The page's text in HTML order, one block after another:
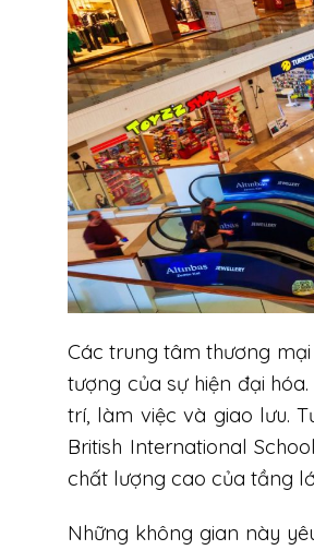
Các trung tâm thương
tượng của sự hiện đại
trí, làm việc và giao lưu.
British International
chất lượng cao của tầng
Những không gian này